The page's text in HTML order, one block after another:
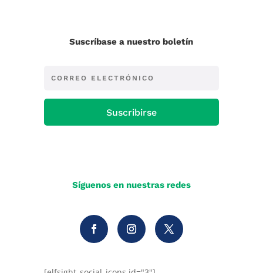
Suscríbase a nuestro boletín
Suscribirse
Síguenos en nuestras redes